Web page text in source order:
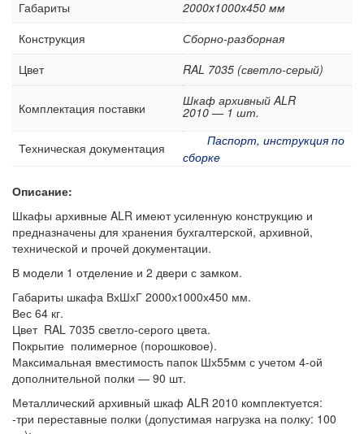
Габариты
2000x1000x450 мм
Конструкция
Сборно-разборная
Цвет
RAL 7035 (светло-серый)
Комплектация поставки Шкаф архивный ALR
2010 — 1 шт.
Техническая документация
Паспорт, инструкция по
сборке
Описание:
Шкафы архивные ALR имеют усиленную конструкцию и
предназначены для хранения бухгалтерской, архивной,
технической и прочей документации.
В модели 1 отделение и 2 двери с замком.
Габариты шкафа ВхШхГ 2000х1000х450 мм.
Вес 64 кг.
Цвет RAL 7035 светло-серого цвета.
Покрытие полимерное (порошковое).
Максимальная вместимость папок Шх55мм с учетом 4-ой
дополнительной полки — 90 шт.
Металлический архивный шкаф ALR 2010 комплектуется:
-три переставные полки (допустимая нагрузка на полку: 100